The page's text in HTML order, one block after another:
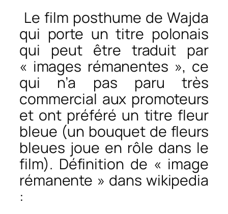
Le film posthume de Wajda
qui porte un titre polonais
qui peut être traduit par
« images rémanentes », ce
qui n’a pas paru très
commercial aux promoteurs
et ont préféré un titre fleur
bleue (un bouquet de fleurs
bleues joue en rôle dans le
film). Définition de « image
rémanente » dans wikipedia
: